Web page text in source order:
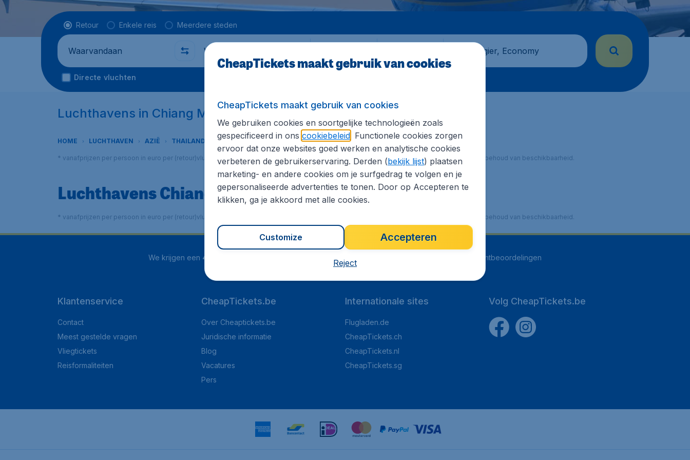
Vluchttype
Retour Enkele reis Meerdere steden
Waarvandaan Waarheen 1 passagier, Economy
Directe vluchten
Luchthavens in Chiang Mai
HOME LUCHTHAVEN AZIË THAILAND CHIANG MAI
* vanafprijzen per persoon in euro per (retour)vlucht incl. vooraf betaalbare luchthaventaksen, excl. € 29,90 dossierkosten. Prijzen onder voorbehoud van beschikbaarheid.
Luchthavens Chiang Mai
* vanafprijzen per persoon in euro per (retour)vlucht incl. vooraf betaalbare luchthaventaksen, excl. € 29,90 dossierkosten. Prijzen onder voorbehoud van beschikbaarheid.
We krijgen een 4.1 uit 5 klantbeoordelingen
Klantenservice
Contact
Meest gestelde vragen
Vliegtickets
Reisformaliteiten
CheapTickets.be
Over Cheaptickets.be
Juridische informatie
Blog
Vacatures
Pers
Internationale sites
Flugladen.de
CheapTickets.ch
CheapTickets.nl
CheapTickets.sg
Volg CheapTickets.be
CheapTickets maakt gebruik van cookies
CheapTickets maakt gebruik van cookies
We gebruiken cookies en soortgelijke technologieën zoals
gespecificeerd in ons cookiebeleid. Functionele cookies zorgen
ervoor dat onze websites goed werken en analytische cookies
verbeteren de gebruikerservaring. Derden (bekijk lijst) plaatsen
marketing- en andere cookies om je surfgedrag te volgen en je
gepersonaliseerde advertenties te tonen. Door op Accepteren te
klikken, ga je akkoord met alle cookies.
Accepteren
Customize
Reject